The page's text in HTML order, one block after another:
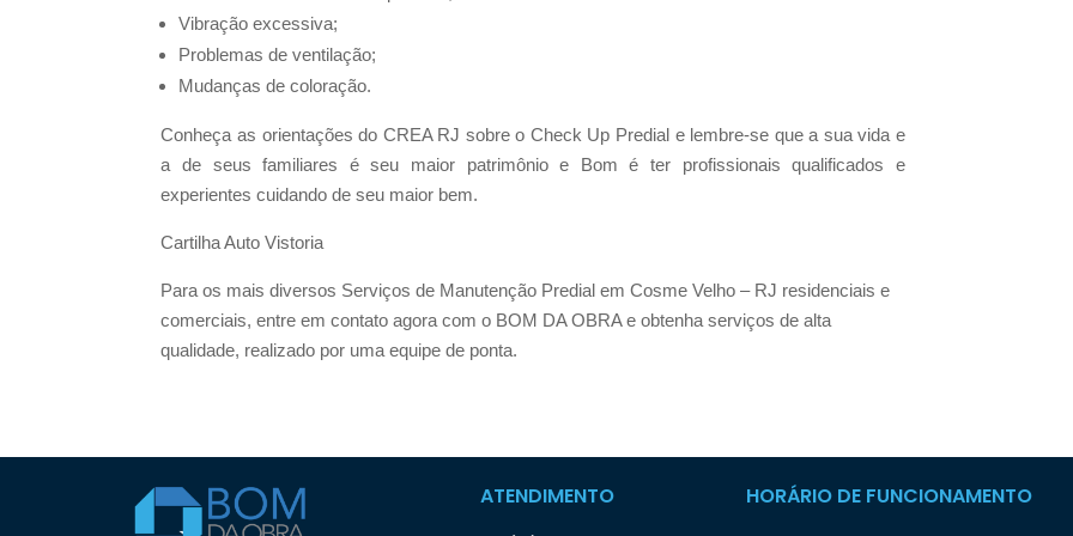
Vibração excessiva;
Problemas de ventilação;
Mudanças de coloração.
Conheça as orientações do CREA RJ sobre o Check Up Predial e lembre-se que a sua vida e
a de seus familiares é seu maior patrimônio e Bom é ter profissionais qualificados e
experientes cuidando de seu maior bem.
Cartilha Auto Vistoria
Para os mais diversos Serviços de Manutenção Predial em Cosme Velho – RJ residenciais e
comerciais, entre em contato agora com o BOM DA OBRA e obtenha serviços de alta
qualidade, realizado por uma equipe de ponta.
ATENDIMENTO HORÁRIO DE FUNCIONAMENTO